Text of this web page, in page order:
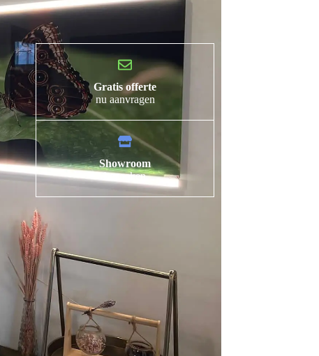
Gratis offerte
nu aanvragen
Showroom
bezoeken